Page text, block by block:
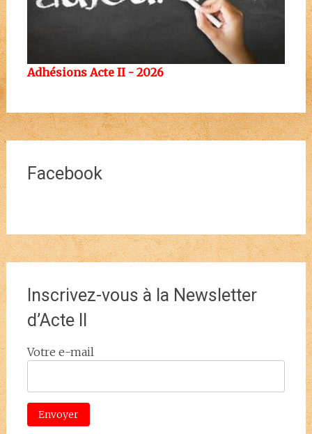
Adhésions Acte II - 2026
Facebook
Inscrivez-vous à la Newsletter
d’Acte II
Votre e-mail